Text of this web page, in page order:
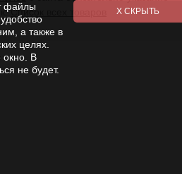
Список всех товаров
файлы
а также в
целях.
В
не будет.